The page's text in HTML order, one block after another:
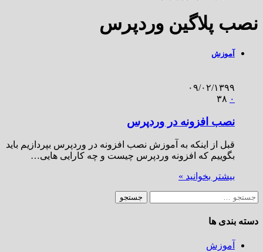
نصب پلاگین وردپرس
آموزش
۰۹/۰۲/۱۳۹۹
۰
نصب افزونه در وردپرس
قبل از اینکه به آموزش نصب افزونه در وردپرس بپردازیم باید
بگوییم که افزونه وردپرس چیست و چه کارایی هایی…
بیشتر بخوانید »
جستجو
دسته بندی ها
آموزش